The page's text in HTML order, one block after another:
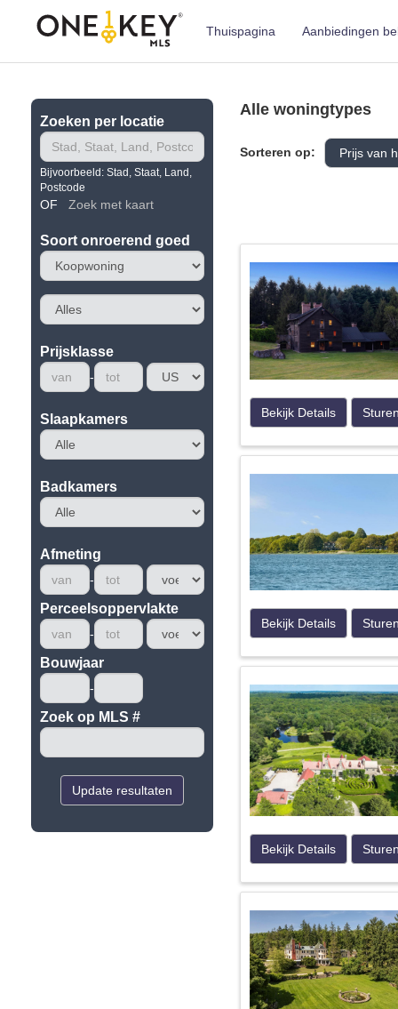
Thuispagina Aanbiedingen
Zoeken per locatie
Bijvoorbeeld: Stad, Staat, Land,
Postcode
OF Zoek met kaart
Soort onroerend goed
Prijsklasse
Slaapkamers
Badkamers
Afmeting
Perceelsoppervlakte
Bouwjaar
Zoek op MLS #
Update resultaten
Alle woningtypes
Sorteren op:
Bekijk Details
Bekijk Details
Bekijk Details